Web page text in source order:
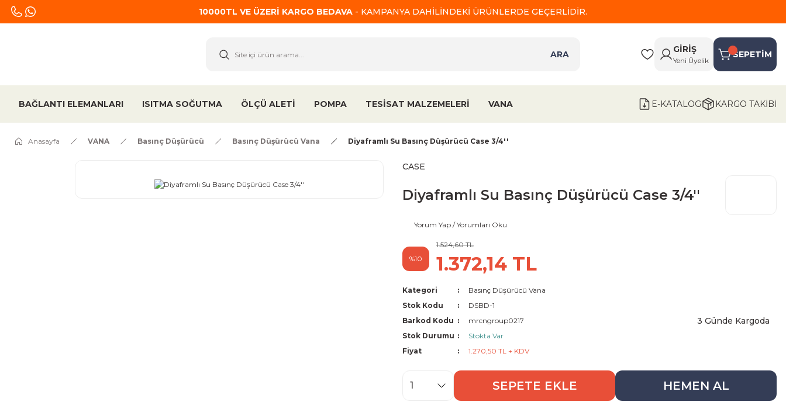
10000TL VE ÜZERİ KARGO BEDAVA - KAMPANYA DAHİLİNDEKİ ÜRÜNLERDE GEÇERLİDİR.
ARA
GİRİŞ
Yeni Üyelik
SEPETİM
BAĞLANTI ELEMANLARI ISITMA SOĞUTMA ÖLÇÜ ALETİ POMPA TESİSAT MALZEMELERİ VANA E-KATALOG KARGO TAKİBİ
Anasayfa VANA Basınç Düşürücü Basınç Düşürücü Vana Diyaframlı Su Basınç Düşürücü Case 3/4''
CASE
Diyaframlı Su Basınç Düşürücü Case 3/4''
Yorum Yap / Yorumları Oku
%10
1.524,60 TL
1.372,14 TL
Kategori
Basınç Düşürücü Vana
Stok Kodu
DSBD-1
Barkod Kodu
mrcngroup0217
Stok Durumu
Stokta Var
Fiyat
1.270,50 TL + KDV
3 Günde Kargoda
SEPETE EKLE HEMEN AL